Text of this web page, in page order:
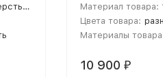
10% альпака
Материал товара:
Цвета товара:
Материалы
10 900 ₽